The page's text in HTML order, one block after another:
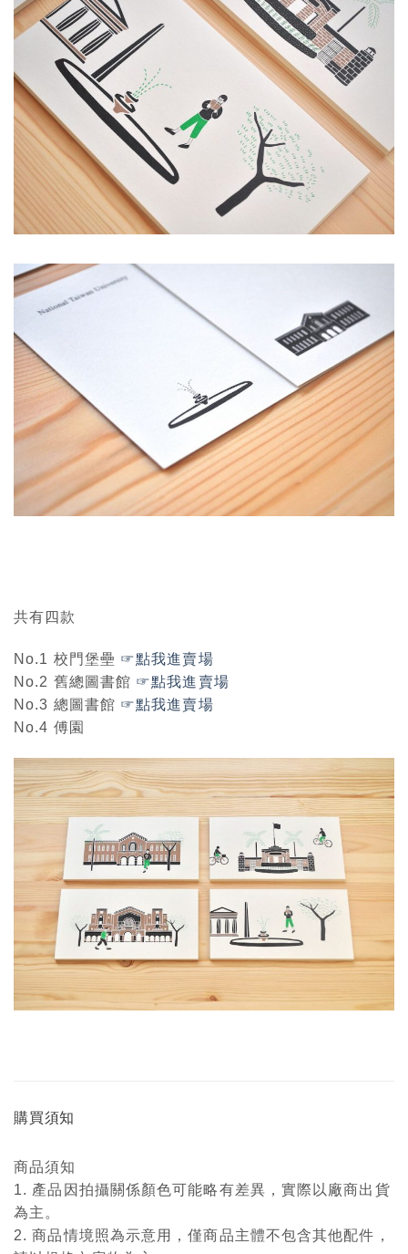
共有四款
No.1 校門堡壘 ☞點我進賣場
No.2 舊總圖書館 ☞點我進賣場
No.3 總圖書館 ☞點我進賣場
No.4 傅園
購買須知
商品須知
1. 產品因拍攝關係顏色可能略有差異，實際以廠商出貨
為主。
2. 商品情境照為示意用，僅商品主體不包含其他配件，